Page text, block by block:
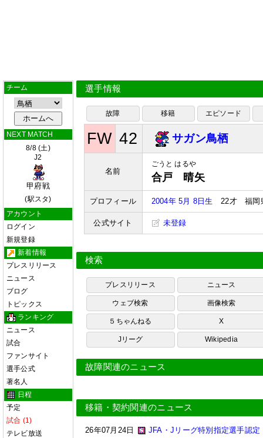
チーム
NEXT MATCH
8/8 (土)
J2
甲府戦
(駅スタ)
アカウント
ログイン
新規登録
新着情報
プレスリリース
ニュース
ブログ
トピックス
ランキング
ニュース
試合
ファンサイト
選手公式
著名人
日程
予定
試合 (1)
テレビ放送
選手情報
故障 移籍 エピソード
FW 42 サガン鳥栖
名前
ごうと はるや
合戸 晴矢
プロフィール 2004年 5月 8日生 22才 福岡
公式サイト 未登録
検索
プレスリリース ニュース
ウェブ検索 画像検索
５ちゃんねる X
Jリーグ Wikipedia
故障関連のニュース
移籍・契約関連のニュース
26年07月24日 JFA・Jリーグ特別指定選手認定